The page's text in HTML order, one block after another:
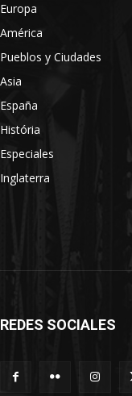
Europa
América
Pueblos y Ciudades
Asia
España
História
Especiales
Inglaterra
REDES SOCIALES